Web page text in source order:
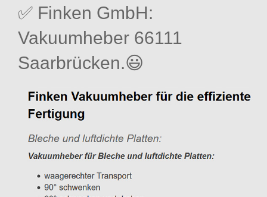
✅ Finken GmbH:
Vakuumheber 66111
Saarbrücken.😃